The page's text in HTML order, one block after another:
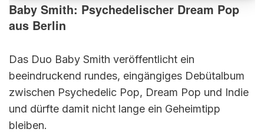
Baby Smith: Psychedelischer Dream Pop
aus Berlin
Das Duo Baby Smith veröffentlicht ein
beeindruckend rundes, eingängiges Debütalbum
zwischen Psychedelic Pop, Dream Pop und Indie
und dürfte damit nicht lange ein Geheimtipp
bleiben.